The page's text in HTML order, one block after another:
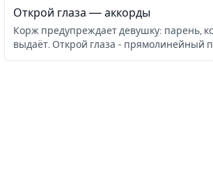
Открой глаза — аккорды
Корж предупреждает девушку: парень,
выдаёт. Открой глаза - прямолинейный